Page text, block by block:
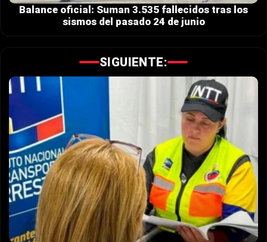
Balance oficial: Suman 3.535 fallecidos tras los
sismos del pasado 24 de junio
SIGUIENTE: